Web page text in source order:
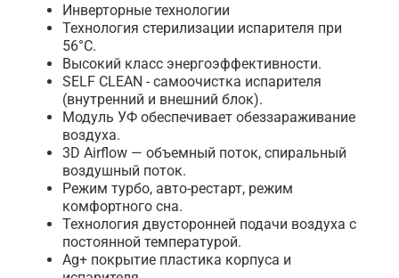
Инверторные технологии
Технология стерилизации испарителя при
56°С.
Высокий класс энергоэффективности.
SELF CLEAN - самоочистка испарителя
(внутренний и внешний блок).
Модуль УФ обеспечивает обеззараживание
воздуха.
3D Airflow — объемный поток, спиральный
воздушный поток.
Режим турбо, авто-рестарт, режим
комфортного сна.
Технология двусторонней подачи воздуха с
постоянной температурой.
Ag+ покрытие пластика корпуса и